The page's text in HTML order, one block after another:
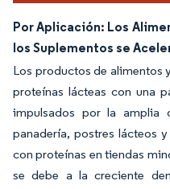
Por Aplicación: Los
los Suplementos se
Los productos de alimentos
proteínas lácteas con una
impulsados por la amplia
panadería, postres lácteos
con proteínas en tiendas
se debe a la creciente